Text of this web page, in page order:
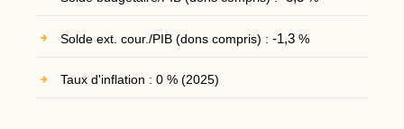
Solde ext. cour./PIB (dons compris) : -1,3%
Taux d'inflation : 0 % (2025)